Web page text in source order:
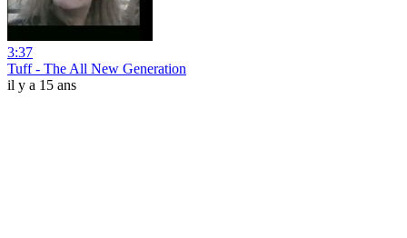
3:37
Tuff - The All New Generation
il y a 15 ans